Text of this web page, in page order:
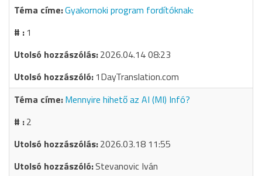
Gyakornoki program fordítóknak:
1
2026.04.14 08:23
1DayTranslation.com
Mennyire hihető az AI (MI) Infó?
2
2026.03.18 11:55
Stevanovic Iván